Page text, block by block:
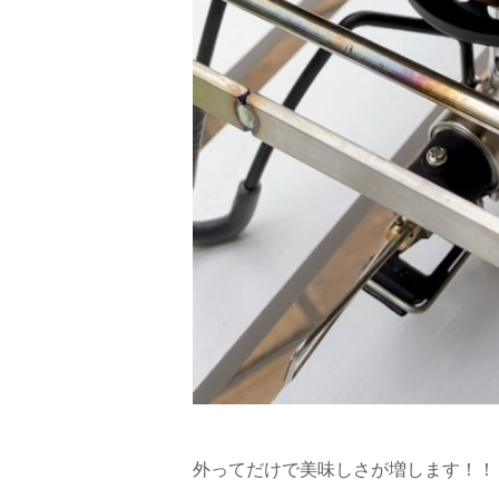
外ってだけで美味しさが増します！！